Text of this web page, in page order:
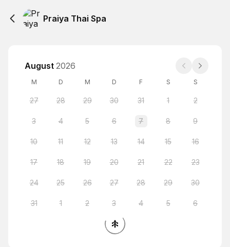
Praiya Thai Spa
August 2026
M D M D F S S
27 28 29 30 31 1 2
3 4 5 6 7 8 9
10 11 12 13 14 15 16
17 18 19 20 21 22 23
24 25 26 27 28 29 30
31 1 2 3 4 5 6